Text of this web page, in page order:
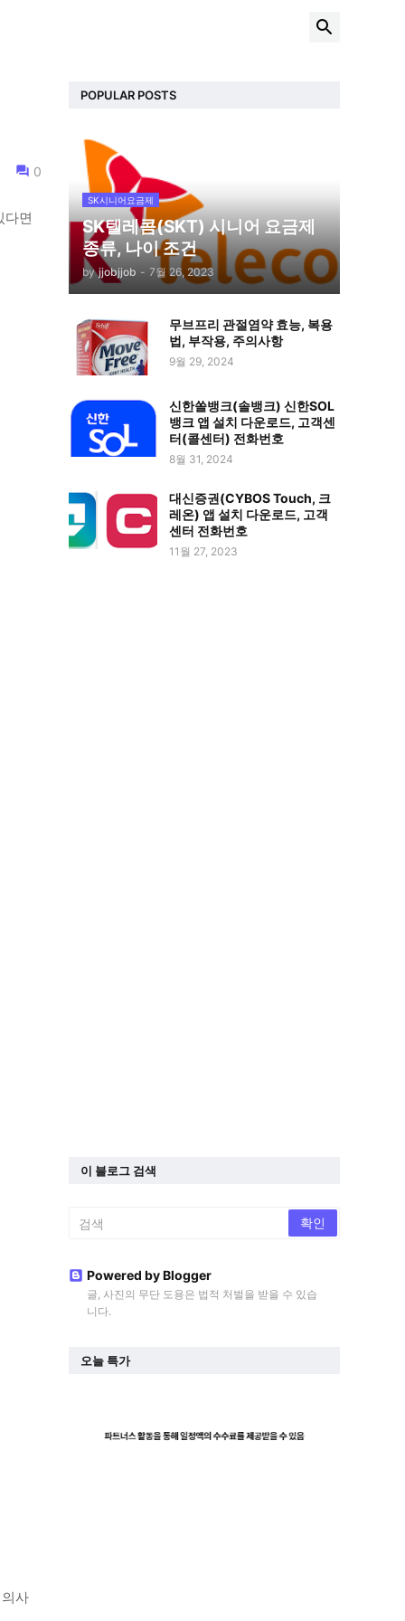
0
다면
사
POPULAR POSTS
SK시니어요금제
SK텔레콤(SKT) 시니어 요금제
종류, 나이 조건
by jjobjjob - 7월 26, 2023
무브프리 관절염약 효능, 복용
법, 부작용, 주의사항
9월 29, 2024
신한쏠뱅크(솔뱅크) 신한SOL
뱅크 앱 설치 다운로드, 고객센
터(콜센터) 전화번호
8월 31, 2024
대신증권(CYBOS Touch, 크
레온) 앱 설치 다운로드, 고객
센터 전화번호
11월 27, 2023
이 블로그 검색
Powered by Blogger
글, 사진의 무단 도용은 법적 처벌을 받을 수 있습
니다.
오늘 특가